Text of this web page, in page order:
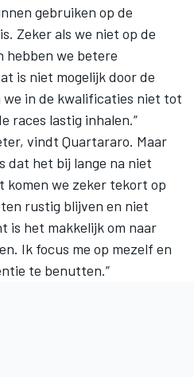
gebruiken op de
Zeker als we niet op de
hebben we betere
is niet mogelijk door de
we in de kwalificaties niet tot
races lastig inhalen.”
vindt Quartararo. Maar
dat het bij lange na niet
komen we zeker tekort op
rustig blijven en niet
is het makkelijk om naar
Ik focus me op mezelf en
te benutten.”